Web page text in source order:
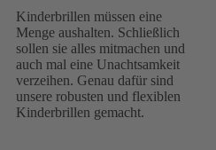
Kinderbrillen müssen eine
Menge aushalten. Schließlich
sollen sie alles mitmachen und
auch mal eine Unachtsamkeit
verzeihen. Genau dafür sind
unsere robusten und flexiblen
Kinderbrillen gemacht.